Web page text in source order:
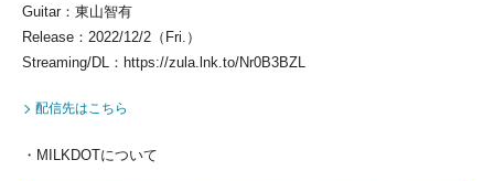
Guitar：東山智有
Release：2022/12/2（Fri.）
Streaming/DL：https://zula.lnk.to/Nr0B3BZL
配信先はこちら
・MILKDOTについて